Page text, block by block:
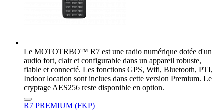
Le MOTOTRBO™ R7 est une radio numérique dotée d'un
audio fort, clair et configurable dans un appareil robuste,
fiable et connecté. Les fonctions GPS, Wifi, Bluetooth, PTI,
Indoor location sont inclues dans cette version Premium. Le
cryptage AES256 reste disponible en option.
R7 PREMIUM (FKP)